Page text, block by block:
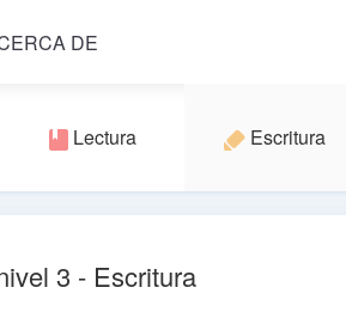
DE
Lectura Escritura
3 - Escritura